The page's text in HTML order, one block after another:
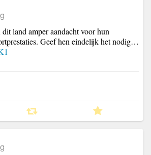
land amper aandacht voor hun
Geef hen eindelijk het nodig…